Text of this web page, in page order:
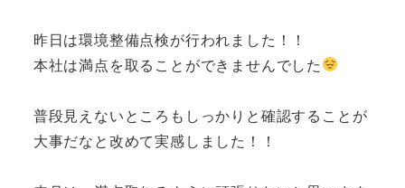
昨日は環境整備点検が行われました！！
本社は満点を取ることができませんでした
普段見えないところもしっかりと確認することが
大事だなと改めて実感しました！！